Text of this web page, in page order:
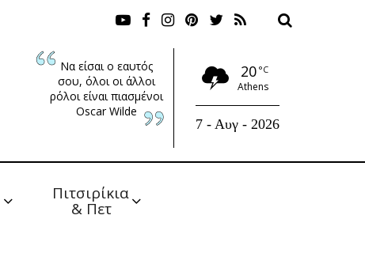
Να είσαι ο εαυτός
σου, όλοι οι άλλοι
ρόλοι είναι πιασμένοι
Oscar Wilde
20 °C
Athens
7 - Αυγ - 2026
Πιτσιρίκια
& Πετ